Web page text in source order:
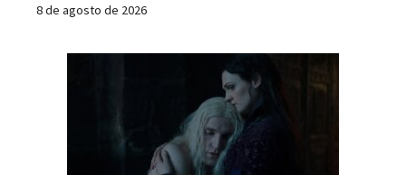
8 de agosto de 2026